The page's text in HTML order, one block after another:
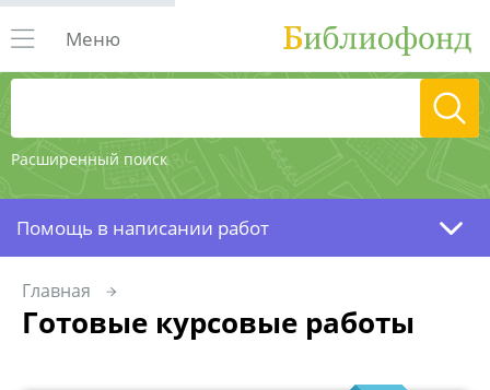
Расширенный поиск
Меню
Помощь в написании работ
Главная
Готовые курсовые работы